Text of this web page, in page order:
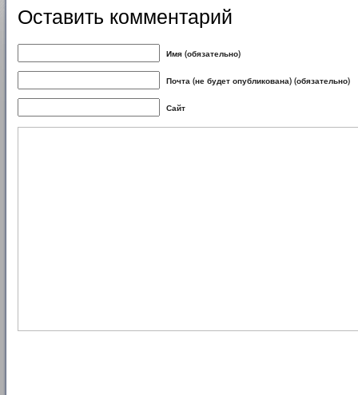
Оставить комментарий
Имя (обязательно)
Почта (не будет опубликована) (обязательно)
Сайт